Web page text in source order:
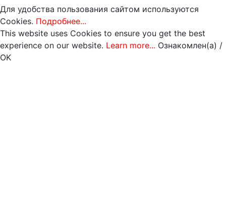
Для удобства пользования сайтом используются
Cookies. Подробнее...
This website uses Cookies to ensure you get the best
experience on our website. Learn more... Ознакомлен(а) /
OK